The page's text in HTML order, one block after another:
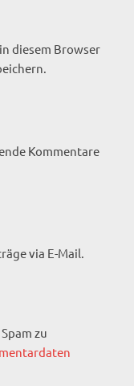
diesem Browser
Kommentare
via E-Mail.
zu